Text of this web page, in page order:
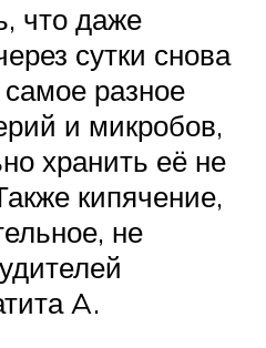
что даже
сутки снова
разное
и микробов,
хранить её не
кипячение,
не
A.